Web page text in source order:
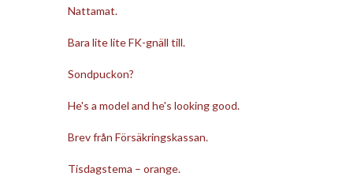
Nattamat.
Bara lite lite FK-gnäll till.
Sondpuckon?
He's a model and he's looking good.
Brev från Försäkringskassan.
Tisdagstema – orange.